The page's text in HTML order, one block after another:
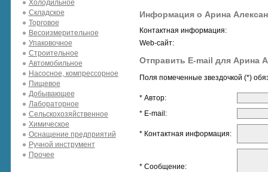
Холодильное
Складское
Торговое
Весоизмерительное
Упаковочное
Строительное
Автомобильное
Насосное, компрессорное
Пищевое
Добывающее
Лабораторное
Сельскохозяйственное
Химическое
Оснащение предприятий
Ручной инструмент
Прочее
Информация о Арина
Контактная информация:
Web-сайт:
Отправить E-mail для Арина
Поля помеченные звездочкой (*)
* Автор:
* E-mail:
* Контактная информация:
* Сообщение: